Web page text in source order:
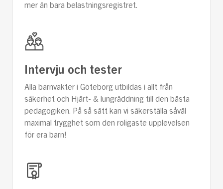
mer än bara belastningsregistret.
Intervju och tester
Alla barnvakter i Göteborg utbildas i allt från
säkerhet och Hjärt- & lungräddning till den bästa
pedagogiken. På så sätt kan vi säkerställa såväl
maximal trygghet som den roligaste upplevelsen
för era barn!